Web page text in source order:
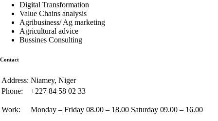
Digital Transformation
Value Chains analysis
Agribusiness/ Ag marketing
Agricultural advice
Bussines Consulting
Contact
Address: Niamey, Niger
Phone:
+227 84 58 02 33
Work: Monday – Friday 08.00 – 18.00 Saturday 09.00 – 16.00